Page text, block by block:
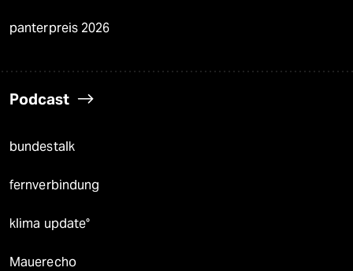
panterpreis 2026
Podcast
bundestalk
fernverbindung
klima update°
Mauerecho